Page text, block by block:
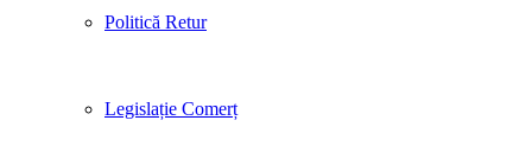
Politică Retur
Legislație Comerț